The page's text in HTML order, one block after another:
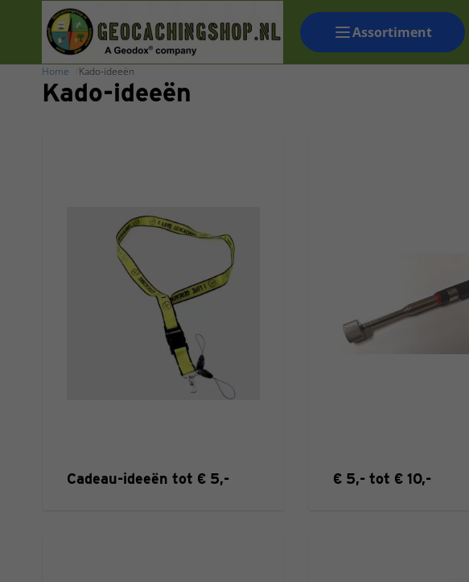
Assortiment
Home Kado-ideeën
Kado-ideeën
Cadeau-ideeën tot € 5,- € 5,- tot € 10,-